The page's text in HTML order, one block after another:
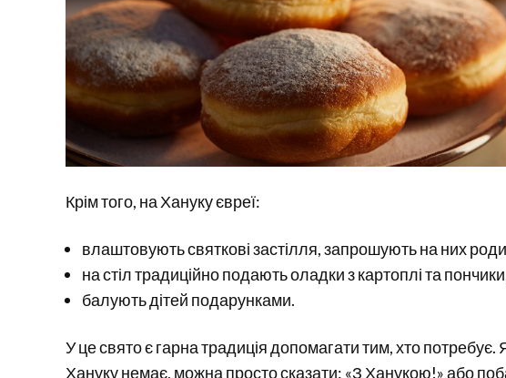
Крім того, на Хануку євреї:
влаштовують святкові застілля, запрошують на них
на стіл традиційно подають оладки з картоплі та
балують дітей подарунками.
У це свято є гарна традиція допомагати тим, хто
Хануку немає, можна просто сказати: «З Ханукою!» або